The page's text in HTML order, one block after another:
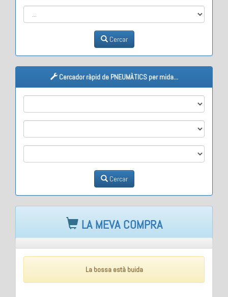
Cercar
Cercador ràpid de PNEUMÀTICS per mida...
Cercar
LA MEVA COMPRA
La bossa està buida